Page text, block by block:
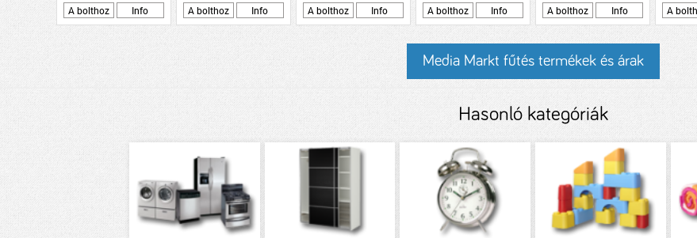
A bolthoz
Info
A bolthoz
Info
A bolthoz
Info
A bolthoz
Info
A bolthoz
Info
A
Media Markt fűtés termékek és árak
Hasonló kategóriák